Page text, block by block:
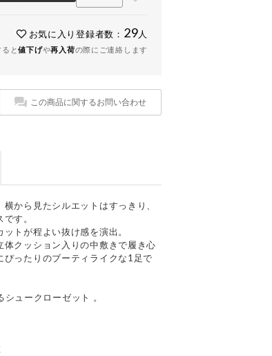
お気に入り登録者数： 29 人
ると値下げや再入荷の際にご連絡します
この商品に関するお問い合わせ
から見たシルエットはすっきり、
す。
トが程よい抜け感を演出。
クッション入りの中敷きで履き心
ったりのブーティライクな1足で
シュークローゼット 。